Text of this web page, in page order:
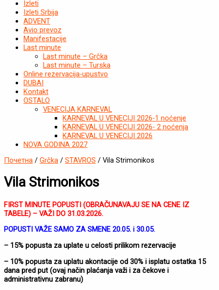
Izleti
Izleti Srbija
ADVENT
Avio prevoz
Manifestacije
Last minute
Last minute – Grčka
Last minute – Turska
Online rezervacija-upustvo
DUBAI
Kontakt
OSTALO
VENECIJA KARNEVAL
KARNEVAL U VENECIJI 2026-1 noćenje
KARNEVAL U VENECIJI 2026- 2 noćenja
KARNEVAL U VENECIJI 2026
NOVA GODINA 2027
Почетна / Grčka / STAVROS / Vila Strimonikos
Vila Strimonikos
FIRST MINUTE POPUSTI (OBRAČUNAVAJU SE NA CENE IZ
TABELE) – VAŽI DO 31.03.2026.
POPUSTI VAŽE SAMO ZA SMENE 20.05. i 30.05.
– 15% popusta za uplate u celosti prilikom rezervacije
– 10% popusta za uplatu akontacije od 30% i isplatu ostatka 15
dana pred put (ovaj način plaćanja važi i za čekove i
administrativnu zabranu)